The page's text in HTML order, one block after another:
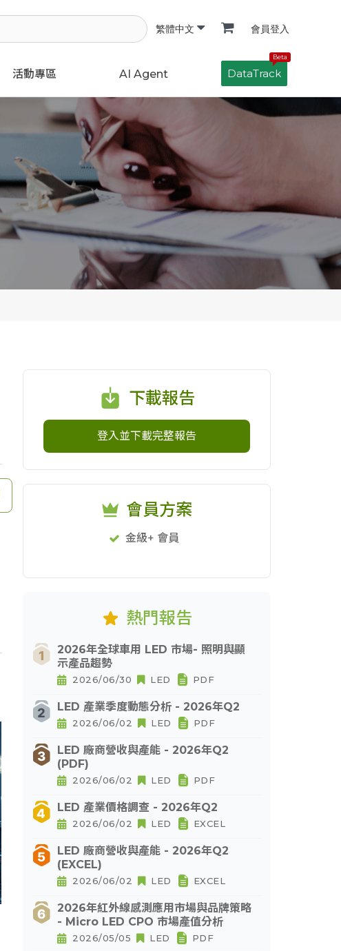
繁體中文 會員登入
活動專區 AI Agent
Beta
DataTrack
下載報告
登入並下載完整報告
會員方案
金級+ 會員
熱門報告
2026年全球車用 LED 市場- 照明與顯
示產品趨勢
2026/06/30 LED PDF
LED 產業季度動態分析 - 2026年Q2
2026/06/02 LED PDF
LED 廠商營收與產能 - 2026年Q2
(PDF)
2026/06/02 LED PDF
LED 產業價格調查 - 2026年Q2
2026/06/02 LED EXCEL
LED 廠商營收與產能 - 2026年Q2
(EXCEL)
2026/06/02 LED EXCEL
2026年紅外線感測應用市場與品牌策略
- Micro LED CPO 市場產值分析
2026/05/05 LED PDF